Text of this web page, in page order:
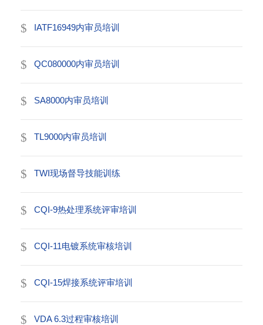
IATF16949内审员培训
QC080000内审员培训
SA8000内审员培训
TL9000内审员培训
TWI现场督导技能训练
CQI-9热处理系统评审培训
CQI-11电镀系统审核培训
CQI-15焊接系统评审培训
VDA 6.3过程审核培训